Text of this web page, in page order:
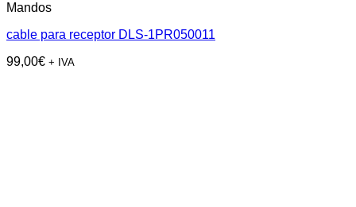
Mandos
cable para receptor DLS-1PR050011
99,00€ + IVA